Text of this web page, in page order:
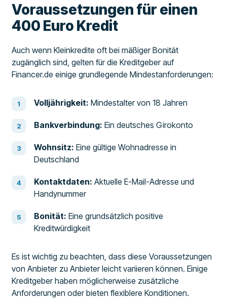
Voraussetzungen für einen
400 Euro Kredit
Auch wenn Kleinkredite oft bei mäßiger Bonität
zugänglich sind, gelten für die Kreditgeber auf
Financer.de einige grundlegende Mindestanforderungen:
Volljährigkeit: Mindestalter von 18 Jahren
Bankverbindung: Ein deutsches Girokonto
Wohnsitz: Eine gültige Wohnadresse in
Deutschland
Kontaktdaten: Aktuelle E-Mail-Adresse und
Handynummer
Bonität: Eine grundsätzlich positive
Kreditwürdigkeit
Es ist wichtig zu beachten, dass diese Voraussetzungen
von Anbieter zu Anbieter leicht variieren können. Einige
Kreditgeber haben möglicherweise zusätzliche
Anforderungen oder bieten flexiblere Konditionen.